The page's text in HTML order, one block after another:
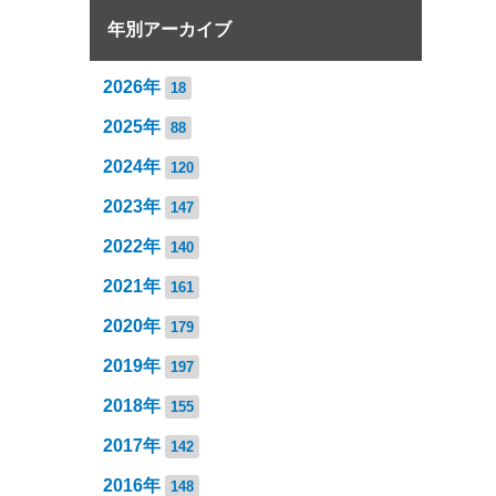
年別アーカイブ
2026年 18
2025年 88
2024年 120
2023年 147
2022年 140
2021年 161
2020年 179
2019年 197
2018年 155
2017年 142
2016年 148